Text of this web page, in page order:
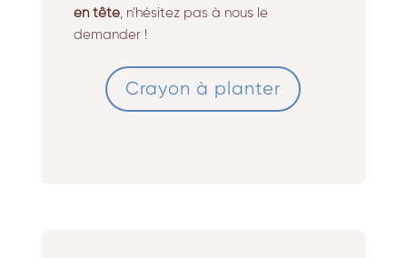
en tête, n’hésitez pas à nous le
demander !
Crayon à planter